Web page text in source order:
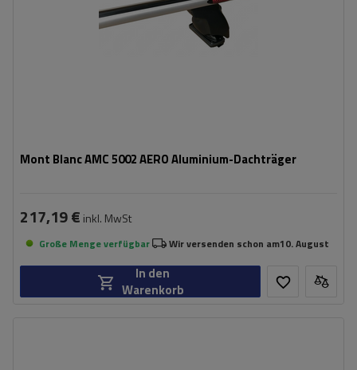
Mont Blanc AMC 5002 AERO Aluminium-Dachträger
217,19 € inkl. MwSt
Große Menge verfügbar Wir versenden schon am10. August
In den
Warenkorb